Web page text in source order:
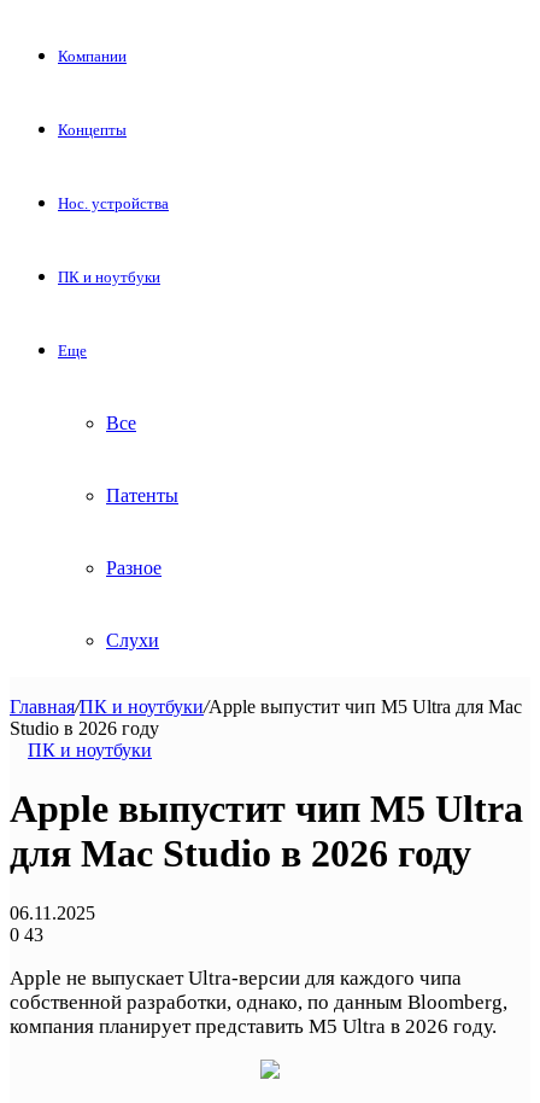
Компании
Концепты
Нос. устройства
ПК и ноутбуки
Еще
Все
Патенты
Разное
Слухи
Главная/ПК и ноутбуки/Apple выпустит чип M5 Ultra для Mac
Studio в 2026 году
ПК и ноутбуки
Apple выпустит чип M5 Ultra
для Mac Studio в 2026 году
06.11.2025
0 43
Apple не выпускает Ultra-версии для каждого чипа
собственной разработки, однако, по данным Bloomberg,
компания планирует представить M5 Ultra в 2026 году.